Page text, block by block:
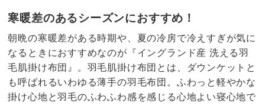
寒暖差のあるシーズンにおすすめ！
朝晩の寒暖差がある時期や、夏の冷房で冷えすぎが気に
なるときにおすすめなのが『イングランド産 洗える羽
毛肌掛け布団』。羽毛肌掛け布団とは、ダウンケットと
も呼ばれるいわゆる薄手の羽毛布団。ふわっと軽やかな
掛け心地と羽毛のふわふわ感を感じる心地よい寝心地で